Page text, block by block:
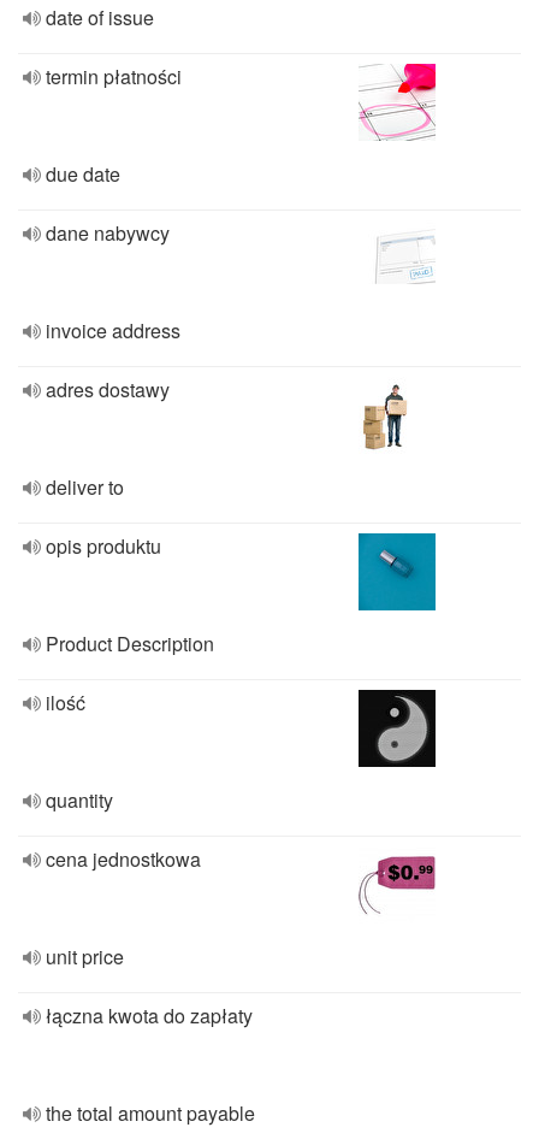
date of issue
termin płatności
due date
dane nabywcy
invoice address
adres dostawy
deliver to
opis produktu
Product Description
ilość
quantity
cena jednostkowa
unit price
łączna kwota do zapłaty
the total amount payable